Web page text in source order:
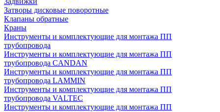
Затворы дисковые поворотные
Клапаны обратные
Краны
Инструменты и комплектующие для монтажа ПП
трубопровода
Инструменты и комплектующие для монтажа ПП
трубопровода CANDAN
Инструменты и комплектующие для монтажа ПП
трубопровода LAMMIN
Инструменты и комплектующие для монтажа ПП
трубопровода VALTEC
Инструменты и комплектующие для монтажа ПП